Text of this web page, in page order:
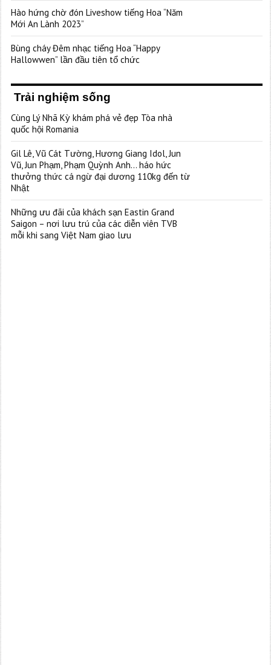
Hào hứng chờ đón Liveshow tiếng Hoa “Năm
Mới An Lành 2023”
Bùng cháy Đêm nhạc tiếng Hoa “Happy
Hallowwen” lần đầu tiên tổ chức
Trải nghiệm sống
Cùng Lý Nhã Kỳ khám phá vẻ đẹp Tòa nhà
quốc hội Romania
Gil Lê, Vũ Cát Tường, Hương Giang Idol, Jun
Vũ, Jun Phạm, Phạm Quỳnh Anh… háo hức
thưởng thức cá ngừ đại dương 110kg đến từ
Nhật
Những ưu đãi của khách sạn Eastin Grand
Saigon – nơi lưu trú của các diễn viên TVB
mỗi khi sang Việt Nam giao lưu